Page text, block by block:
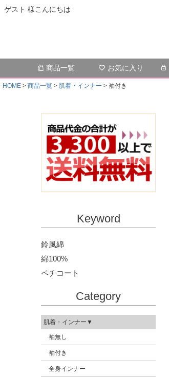
ゲスト 様こんにちは
商品一覧 お気に入り
HOME 商品一覧 肌着・インナー 袖付き
Keyword
鈴風綿
綿100%
ペチコート
Category
肌着・インナー▼
袖無し
袖付き
全身インナー